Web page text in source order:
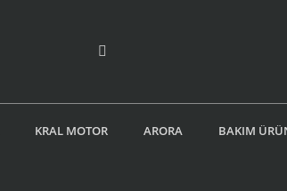
KRAL MOTOR ARORA BAKIM